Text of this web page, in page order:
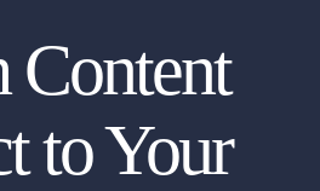
Content
to Your